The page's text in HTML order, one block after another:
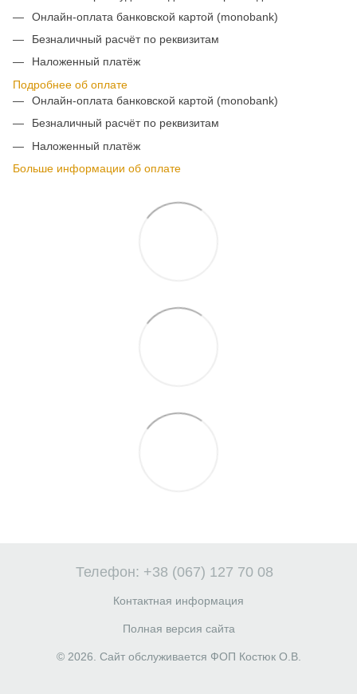
Онлайн-оплата банковской картой (monobank)
Безналичный расчёт по реквизитам
Наложенный платёж
Подробнее об оплате
Онлайн-оплата банковской картой (monobank)
Безналичный расчёт по реквизитам
Наложенный платёж
Больше информации об оплате
Телефон: +38 (067) 127 70 08
Контактная информация
Полная версия сайта
© 2026. Сайт обслуживается ФОП Костюк О.В.